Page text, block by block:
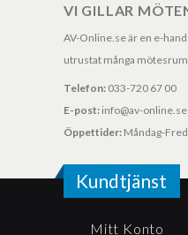
VI GILLAR
AV-Online.se är en e-
utrustat många
Telefon: 033-720 67 00
E-post: info@av-online.se
Öppettider: Måndag-
Kundtjänst
Mitt Konto